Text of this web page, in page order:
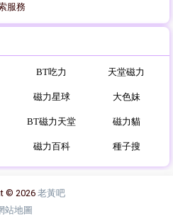
服務
BT吃力 天堂磁力
磁力星球 大色妹
BT磁力天堂 磁力貓
磁力百科 種子搜
© 2026 老黃吧
站地圖